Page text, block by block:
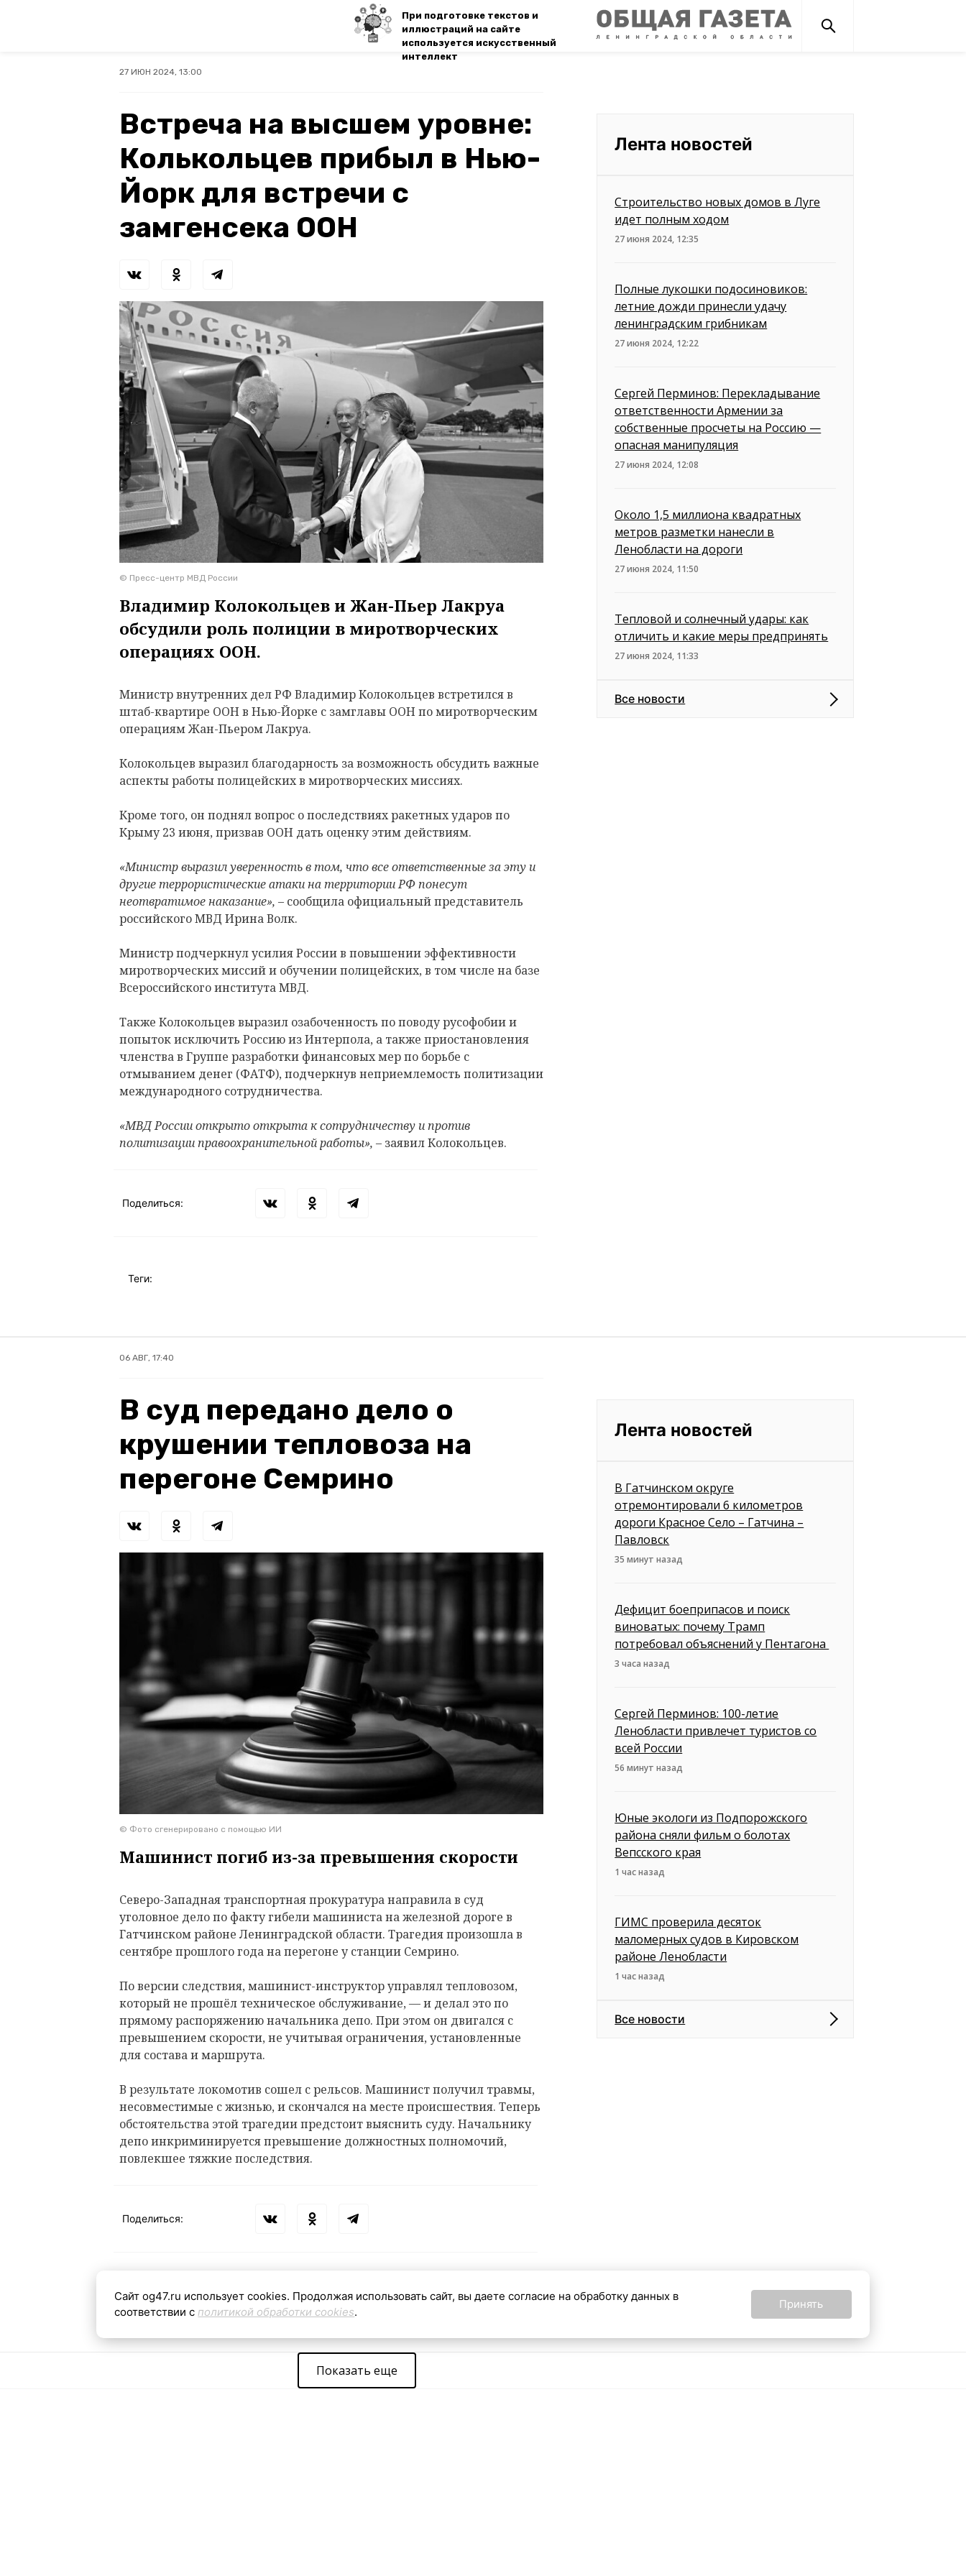
При подготовке текстов и
иллюстраций на сайте
используется искусственный
интеллект
27 ИЮН 2024, 13:00
Встреча на высшем уровне:
Колькольцев прибыл в Нью-
Йорк для встречи с
замгенсека ООН
© Пресс-центр МВД России
Владимир Колокольцев и Жан-Пьер Лакруа
обсудили роль полиции в миротворческих
операциях ООН.
Министр внутренних дел РФ Владимир Колокольцев встретился в
штаб-квартире ООН в Нью-Йорке с замглавы ООН по миротворческим
операциям Жан-Пьером Лакруа.
Колокольцев выразил благодарность за возможность обсудить важные
аспекты работы полицейских в миротворческих миссиях.
Кроме того, он поднял вопрос о последствиях ракетных ударов по
Крыму 23 июня, призвав ООН дать оценку этим действиям.
«Министр выразил уверенность в том, что все ответственные за эту и
другие террористические атаки на территории РФ понесут
неотвратимое наказание», – сообщила официальный представитель
российского МВД Ирина Волк.
Министр подчеркнул усилия России в повышении эффективности
миротворческих миссий и обучении полицейских, в том числе на базе
Всероссийского института МВД.
Также Колокольцев выразил озабоченность по поводу русофобии и
попыток исключить Россию из Интерпола, а также приостановления
членства в Группе разработки финансовых мер по борьбе с
отмыванием денег (ФАТФ), подчеркнув неприемлемость политизации
международного сотрудничества.
«МВД России открыто открыта к сотрудничеству и против
политизации правоохранительной работы», – заявил Колокольцев.
Поделиться:
Теги:
Лента новостей
Строительство новых домов в Луге
идет полным ходом
27 июня 2024, 12:35
Полные лукошки подосиновиков:
летние дожди принесли удачу
ленинградским грибникам
27 июня 2024, 12:22
Сергей Перминов: Перекладывание
ответственности Армении за
собственные просчеты на Россию —
опасная манипуляция
27 июня 2024, 12:08
Около 1,5 миллиона квадратных
метров разметки нанесли в
Ленобласти на дороги
27 июня 2024, 11:50
Тепловой и солнечный удары: как
отличить и какие меры предпринять
27 июня 2024, 11:33
Все новости
06 АВГ, 17:40
В суд передано дело о
крушении тепловоза на
перегоне Семрино
© Фото сгенерировано с помощью ИИ
Машинист погиб из-за превышения скорости
Северо-Западная транспортная прокуратура направила в суд
уголовное дело по факту гибели машиниста на железной дороге в
Гатчинском районе Ленинградской области. Трагедия произошла в
сентябре прошлого года на перегоне у станции Семрино.
По версии следствия, машинист-инструктор управлял тепловозом,
который не прошёл техническое обслуживание, — и делал это по
прямому распоряжению начальника депо. При этом он двигался с
превышением скорости, не учитывая ограничения, установленные
для состава и маршрута.
В результате локомотив сошел с рельсов. Машинист получил травмы,
несовместимые с жизнью, и скончался на месте происшествия. Теперь
обстоятельства этой трагедии предстоит выяснить суду. Начальнику
депо инкриминируется превышение должностных полномочий,
повлекшее тяжкие последствия.
Поделиться:
Теги:
Лента новостей
В Гатчинском округе
отремонтировали 6 километров
дороги Красное Село – Гатчина –
Павловск
35 минут назад
Дефицит боеприпасов и поиск
виноватых: почему Трамп
потребовал объяснений у Пентагона
3 часа назад
Сергей Перминов: 100-летие
Ленобласти привлечет туристов со
всей России
56 минут назад
Юные экологи из Подпорожского
района сняли фильм о болотах
Вепсского края
1 час назад
ГИМС проверила десяток
маломерных судов в Кировском
районе Ленобласти
1 час назад
Все новости
Показать еще
Сайт og47.ru использует cookies. Продолжая использовать сайт, вы даете согласие на обработку данных в
соответствии сполитикой обработки cookies.
Принять